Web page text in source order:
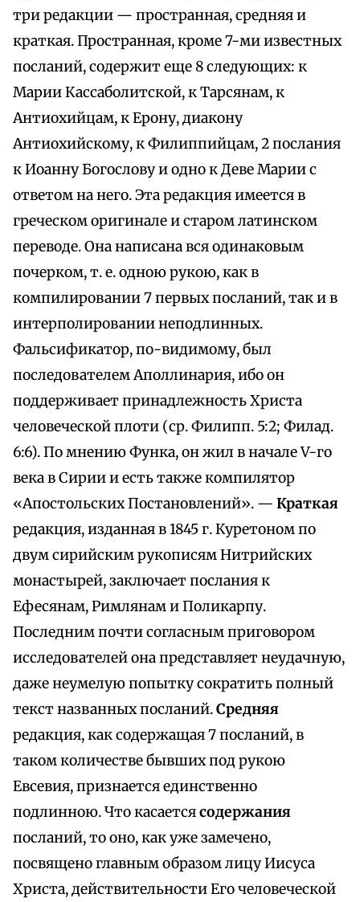
три редакции — пространная, средняя и
краткая. Пространная, кроме 7-ми известных
посланий, содержит еще 8 следующих: к
Марии Кассаболитской, к Тарсянам, к
Антиохийцам, к Ерону, диакону
Антиохийскому, к Филиппийцам, 2 послания
к Иоанну Богослову и одно к Деве Марии с
ответом на него. Эта редакция имеется в
греческом оригинале и старом латинском
переводе. Она написана вся одинаковым
почерком, т. е. одною рукою, как в
компилировании 7 первых посланий, так и в
интерполировании неподлинных.
Фальсификатор, по-видимому, был
последователем Аполлинария, ибо он
поддерживает принадлежность Христа
человеческой плоти (ср. Филипп. 5:2; Филад.
6:6). По мнению Функа, он жил в начале V-го
века в Сирии и есть также компилятор
«Апостольских Постановлений». — Краткая
редакция, изданная в 1845 г. Куретоном по
двум сирийским рукописям Нитрийских
монастырей, заключает послания к
Ефесянам, Римлянам и Поликарпу.
Последним почти согласным приговором
исследователей она представляет неудачную,
даже неумелую попытку сократить полный
текст названных посланий.Средняя
редакция, как содержащая 7 посланий, в
таком количестве бывших под рукою
Евсевия, признается единственно
подлинною. Что касаетсясодержания
посланий, то оно, как уже замечено,
посвящено главным образом лицу Иисуса
Христа, действительности Его человеческой